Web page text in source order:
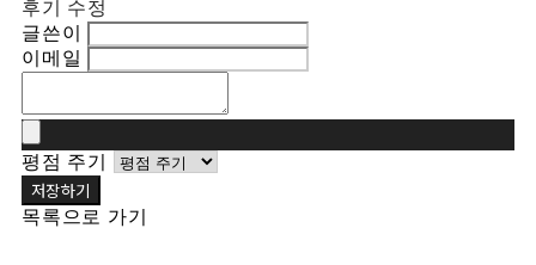
후기 수정
글쓴이
이메일
평점 주기
저장하기
목록으로 가기